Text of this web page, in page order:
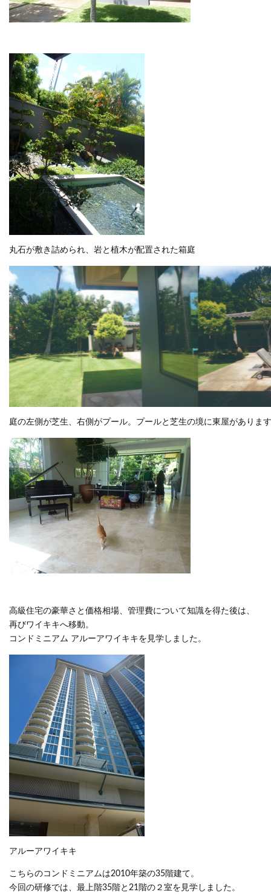
丸石が敷き詰められ、岩と植木が配置された箱庭
庭の左側が芝生、右側がプール。プールと芝生の境に東屋があります
高級住宅の豪華さと価格相場、管理費について知識を得た後は、
再びワイキキへ移動。
コンドミニアム アルーアワイキキを見学しました。
アルーアワイキキ
こちらのコンドミニアムは2010年築の35階建て。
今回の研修では、最上階35階と21階の２室を見学しました。